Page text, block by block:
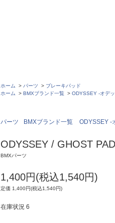
ホーム > パーツ > ブレーキパッド
ホーム
> BMXブランド一覧 > ODYSSEY -オデ
パーツ BMXブランド一覧 ODYSSEY -
ODYSSEY / GHOST
BMXパーツ
1,400円(税込1,540円)
定価 1,400円(税込1,540円)
在庫状況 6